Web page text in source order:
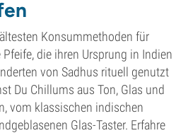
Konsummethoden für
die ihren Ursprung in Indien
von Sadhus rituell genutzt
Du Chillums aus Ton, Glas und
vom klassischen indischen
Glas-Taster. Erfahre